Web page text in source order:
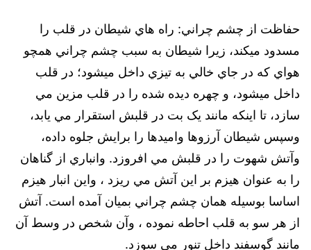
حفاظت از چشم چراني: راه هاي شيطان در قلب را
مسدود ميکند، زيرا شيطان به سبب چشم چراني همچو
هواي که در جاي خالي به تيزي داخل ميشود؛ در قلب
داخل ميشود، و چهره ديده شده را در قلب مزين مي
سازد، تا اينکه مانند يک بت در قلبش استقرار مي يابد،
وسپس شيطان آرزوها واميدها را برايش جلوه داده،
وآتش شهوت را در قلبش مي افروزد. وانباري از گناهان
را به عنوان هيزم بر اين آتش مي ريزد ، واين انبار هيزم
اساسا بوسيله همان چشم چراني بميان آمده است. آتش
از هر سو به قلب احاطه نموده ، وآن شخص در وسط آن
مانند گوسفند داخل تنور مي سوزد.